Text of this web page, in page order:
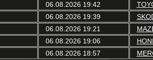
06.08.2026 19:42
06.08.2026 19:39
06.08.2026 19:21
06.08.2026 19:06
06.08.2026 18:57